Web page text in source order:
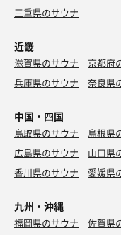
三重県のサウナ
近畿
滋賀県のサウナ 京都府
兵庫県のサウナ
奈良県
中国・四国
鳥取県のサウナ 島根県
広島県のサウナ
山口県
香川県のサウナ
愛媛県
九州・沖縄
福岡県のサウナ 佐賀県